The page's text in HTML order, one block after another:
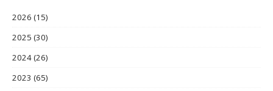
2026 (15)
2025 (30)
2024(26)
2023 (65)